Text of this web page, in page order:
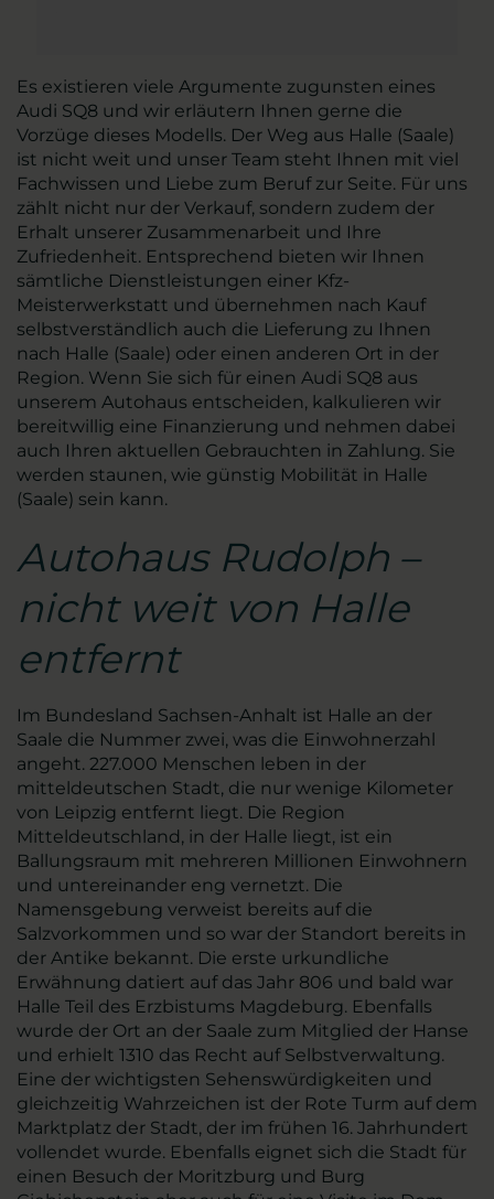
Es existieren viele Argumente zugunsten eines
Audi SQ8 und wir erläutern Ihnen gerne die
Vorzüge dieses Modells. Der Weg aus Halle (Saale)
ist nicht weit und unser Team steht Ihnen mit viel
Fachwissen und Liebe zum Beruf zur Seite. Für uns
zählt nicht nur der Verkauf, sondern zudem der
Erhalt unserer Zusammenarbeit und Ihre
Zufriedenheit. Entsprechend bieten wir Ihnen
sämtliche Dienstleistungen einer Kfz-
Meisterwerkstatt und übernehmen nach Kauf
selbstverständlich auch die Lieferung zu Ihnen
nach Halle (Saale) oder einen anderen Ort in der
Region. Wenn Sie sich für einen Audi SQ8 aus
unserem Autohaus entscheiden, kalkulieren wir
bereitwillig eine Finanzierung und nehmen dabei
auch Ihren aktuellen Gebrauchten in Zahlung. Sie
werden staunen, wie günstig Mobilität in Halle
(Saale) sein kann.
Autohaus Rudolph –
nicht weit von Halle
entfernt
Im Bundesland Sachsen-Anhalt ist Halle an der
Saale die Nummer zwei, was die Einwohnerzahl
angeht. 227.000 Menschen leben in der
mitteldeutschen Stadt, die nur wenige Kilometer
von Leipzig entfernt liegt. Die Region
Mitteldeutschland, in der Halle liegt, ist ein
Ballungsraum mit mehreren Millionen Einwohnern
und untereinander eng vernetzt. Die
Namensgebung verweist bereits auf die
Salzvorkommen und so war der Standort bereits in
der Antike bekannt. Die erste urkundliche
Erwähnung datiert auf das Jahr 806 und bald war
Halle Teil des Erzbistums Magdeburg. Ebenfalls
wurde der Ort an der Saale zum Mitglied der Hanse
und erhielt 1310 das Recht auf Selbstverwaltung.
Eine der wichtigsten Sehenswürdigkeiten und
gleichzeitig Wahrzeichen ist der Rote Turm auf dem
Marktplatz der Stadt, der im frühen 16. Jahrhundert
vollendet wurde. Ebenfalls eignet sich die Stadt für
einen Besuch der Moritzburg und Burg